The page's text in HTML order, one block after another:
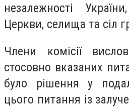
незалежності
Церкви, селища та сіл
Члени комісії
стосовно вказаних
було рішення у
цього питання із